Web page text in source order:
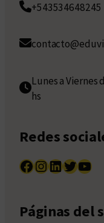
+543534648245
Lunes a Viernes
hs
Redes
Facebook InstagramLinkedIn Twitter YouTube
Páginas del